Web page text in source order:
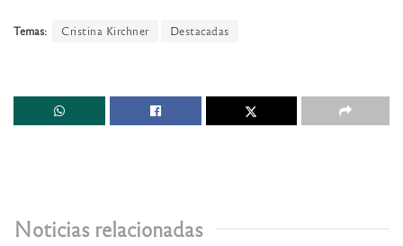
Temas: Cristina Kirchner Destacadas
Noticias relacionadas